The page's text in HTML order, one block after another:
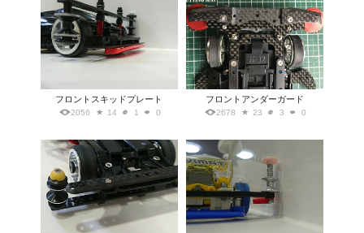
フロントスキッドプレート
2056 14 1 0
フロントアンダーガード
2678 23 3 0